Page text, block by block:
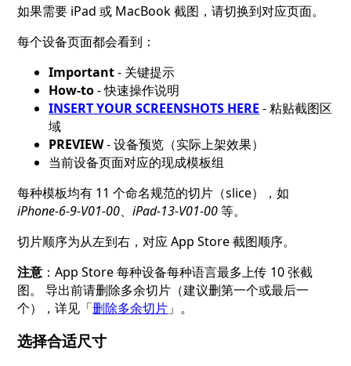
如果需要 iPad 或 MacBook 截图，请切换到对应页面。
每个设备页面都会看到：
Important- 关键提示
How-to- 快速操作说明
INSERT YOUR SCREENSHOTS HERE - 粘贴截图区
域
PREVIEW- 设备预览（实际上架效果）
当前设备页面对应的现成模板组
每种模板均有 11 个命名规范的切片（slice），如
iPhone-6-9-V01-00、iPad-13-V01-00等。
切片顺序为从左到右，对应 App Store 截图顺序。
注意 ：App Store 每种设备每种语言最多上传 10 张截
图。 导出前请删除多余切片（建议删第一个或最后一
个），详见「删除多余切片 」。
选择合适尺寸